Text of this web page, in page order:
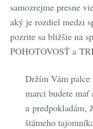
samozrejme presne
aký je rozdiel medzi
pozrite sa bližšie na
POHOTOVOSŤ a
Držím Vám palce
marci budete mať
a predpokladám,
štátneho